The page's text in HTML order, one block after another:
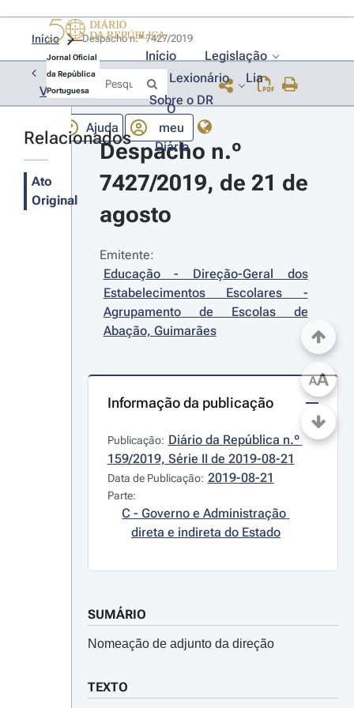
Jornal Oficial
da República
Portuguesa
Início
Legislação
Lexionário
Lia
Sobre o DR
Ajuda
O
meu
Diário
Início
Voltar
Relacionados
Ato
Original
Despacho n.º
7427/2019, de 21 de
agosto
Emitente:
Educação - Direção-Geral dos
Estabelecimentos Escolares -
Agrupamento de Escolas de
Abação, Guimarães
Informação da publicação
Publicação: Diário da República n.º
159/2019, Série II de 2019-08-21
Data de Publicação: 2019-08-21
Parte:
C - Governo e Administração
direta e indireta do Estado
SUMÁRIO
Nomeação de adjunto da direção
TEXTO
AA